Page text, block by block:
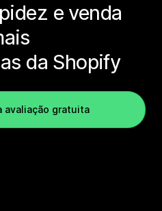
e venda
da Shopify
avaliação gratuita